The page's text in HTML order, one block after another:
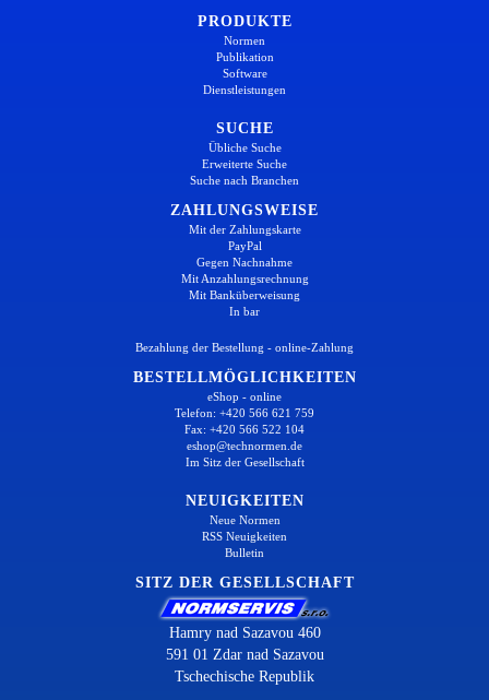
PRODUKTE
Normen
Publikation
Software
Dienstleistungen
SUCHE
Übliche Suche
Erweiterte Suche
Suche nach Branchen
ZAHLUNGSWEISE
Mit der Zahlungskarte
PayPal
Gegen Nachnahme
Mit Anzahlungsrechnung
Mit Banküberweisung
In bar
Bezahlung der Bestellung - online-Zahlung
BESTELLMÖGLICHKEITEN
eShop - online
Telefon: +420 566 621 759
Fax: +420 566 522 104
eshop@technormen.de
Im Sitz der Gesellschaft
NEUIGKEITEN
Neue Normen
RSS Neuigkeiten
Bulletin
SITZ DER GESELLSCHAFT
Hamry nad Sazavou 460
591 01 Zdar nad Sazavou
Tschechische Republik